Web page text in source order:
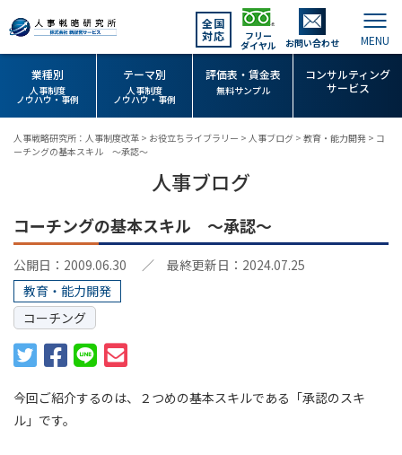
全国
対応
フリー
ダイヤル お問い合わせ
業種別
人事制度
ノウハウ・事例
テーマ別
人事制度
ノウハウ・事例
評価表・賃金表
無料サンプル
コンサルティング
サービス
人事戦略研究所：人事制度改革 > お役立ちライブラリー > 人事ブログ > 教育・能力開発 > コ
ーチングの基本スキル ～承認～
人事ブログ
コーチングの基本スキル ～承認～
公開日：2009.06.30
／ 最終更新日：2024.07.25
教育・能力開発
コーチング
今回ご紹介するのは、２つめの基本スキルである「承認のスキ
ル」です。